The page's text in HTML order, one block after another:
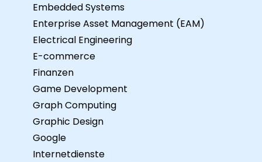
Embedded Systems
Enterprise Asset Management (EAM)
Electrical Engineering
E-commerce
Finanzen
Game Development
Graph Computing
Graphic Design
Google
Internetdienste